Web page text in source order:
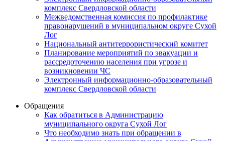
комплекс Cвердловской области
Межведомственная комиссия по профилактике
правонарушений в муниципальном округе Сухой
Лог
Национальный антитеррористический комитет
Планирование мероприятий по эвакуации и
рассредоточению населения при угрозе и
возникновении ЧС
Электронный информационно-образовательный
комплекс Свердловской области
Обращения
Как обратиться в Администрацию
муниципального округа Сухой Лог
Что необходимо знать при обращении в